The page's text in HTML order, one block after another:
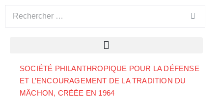
SOCIÉTÉ PHILANTHROPIQUE POUR LA DÉFENSE
ET L’ENCOURAGEMENT DE LA TRADITION DU
MÂCHON, CRÉÉE EN 1964